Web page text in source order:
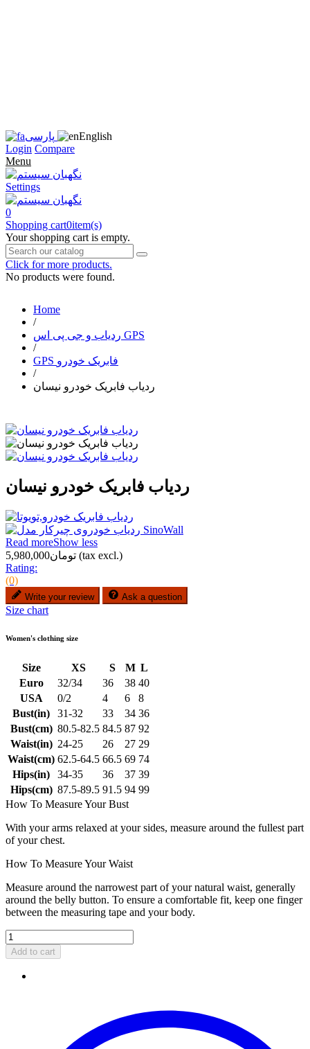
پارسی
English
Login Compare
Menu
Settings
0
Shopping cart0item(s)
Your shopping cart is empty.
Click for more products.
No products were found.
Home
/
ردیاب و جی پی اس GPS
/
GPS فابریک خودرو
/
ردیاب فابریک خودرو نیسان
ردیاب فابریک خودرو نیسان
Read moreShow less
تومان5,980,000 (tax excl.)
Rating:
(0)
Write your review Ask a question
Size chart
Women's clothing size
Size XS S M L
Euro
32/34 36 38 40
USA
0/2 4 6
8
Bust(in)
31-32 33 34 36
Bust(cm) 80.5-82.5 84.5 87 92
Waist(in) 24-25 26 27 29
Waist(cm) 62.5-64.5 66.5 69 74
Hips(in)
34-35 36 37 39
Hips(cm) 87.5-89.5 91.5 94 99
How To Measure Your Bust
With your arms relaxed at your sides, measure around the fullest part
of your chest.
How To Measure Your Waist
Measure around the narrowest part of your natural waist, generally
around the belly button. To ensure a comfortable fit, keep one finger
between the measuring tape and your body.
Add to cart